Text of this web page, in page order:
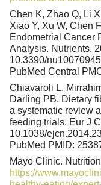
Chen K, Zhao Q, Li
Xiao Y, Xu W, Chen
Endometrial Cancer
Analysis. Nutrients.
10.3390/
PubMed Central
Chiavaroli L,
Darling PB. Dietary
a systematic review
feeding trials. Eur J
10.1038/
PubMed PMID:
Mayo Clinic.
https://